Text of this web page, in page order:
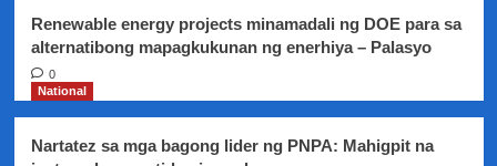
Renewable energy projects minamadali ng DOE para sa
alternatibong mapagkukunan ng enerhiya – Palasyo
0
National
Nartatez sa mga bagong lider ng PNPA: Mahigpit na